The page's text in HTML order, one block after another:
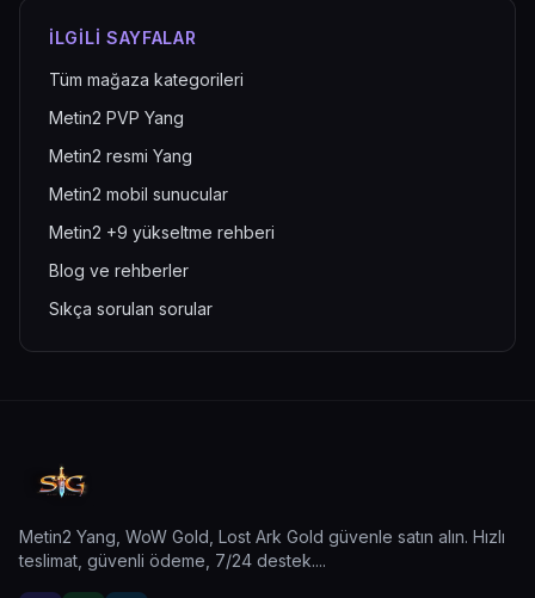
İLGILI SAYFALAR
Tüm mağaza kategorileri
Metin2 PVP Yang
Metin2 resmi Yang
Metin2 mobil sunucular
Metin2 +9 yükseltme rehberi
Blog ve rehberler
Sıkça sorulan sorular
Metin2 Yang, WoW Gold, Lost Ark Gold güvenle satın alın. Hızlı
teslimat, güvenli ödeme, 7/24 destek....